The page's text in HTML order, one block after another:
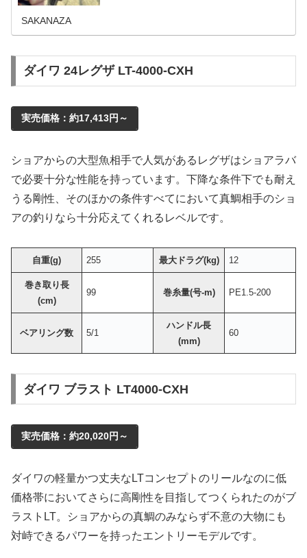
SAKANAZA
ダイワ 24レグザ LT-4000-CXH
実売価格：約17,413円～
ショアからの大型魚相手で人気があるレグザはショアラバ
で必要十分な性能を持っています。下降な条件下でも耐え
うる剛性、そのほかの条件すべてにおいて真鯛相手のショ
アの釣りなら十分応えてくれるレベルです。
自重(g) 255 最大ドラグ(kg) 12
巻き取り長
(cm)
99 巻糸量(号-m) PE1.5-200
ベアリング数 5/1
ハンドル長
(mm)
60
ダイワ ブラスト LT4000-CXH
実売価格：約20,020円～
ダイワの軽量かつ丈夫なLTコンセプトのリールなのに低
価格帯においてさらに高剛性を目指してつくられたのがブ
ラストLT。ショアからの真鯛のみならず不意の大物にも
対峙できるパワーを持ったエントリーモデルです。